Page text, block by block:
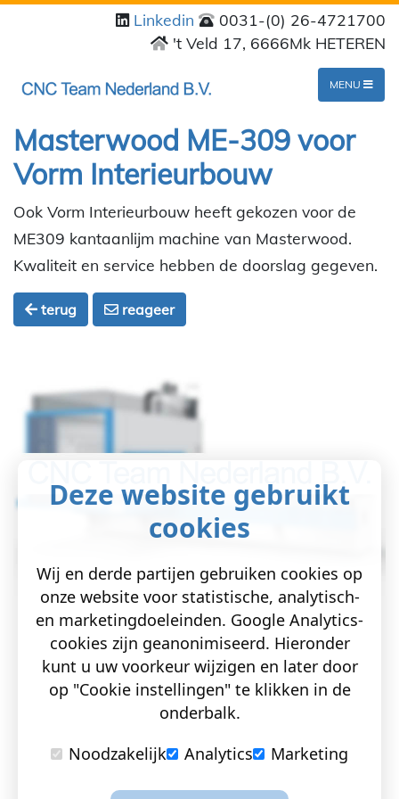
Linkedin
0031-(0) 26-4721700
't Veld 17, 6666Mk HETEREN
MENU
Masterwood ME-309 voor
Vorm Interieurbouw
Ook Vorm Interieurbouw heeft gekozen voor de
ME309 kantaanlijm machine van Masterwood.
Kwaliteit en service hebben de doorslag gegeven.
terug reageer
Deze website gebruikt
cookies
Wij en derde partijen gebruiken cookies op
onze website voor statistische, analytisch-
en marketingdoeleinden. Google Analytics-
cookies zijn geanonimiseerd. Hieronder
kunt u uw voorkeur wijzigen en later door
op "Cookie instellingen" te klikken in de
onderbalk.
Noodzakelijk
Analytics Marketing